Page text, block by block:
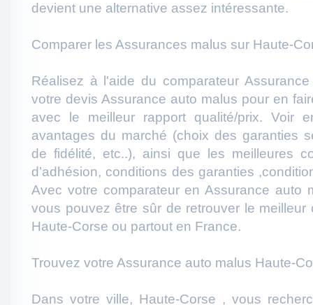
devient une alternative assez intéressante.
Comparer les Assurances malus sur Haute-
Réalisez à l'aide du comparateur
votre devis Assurance auto malus pour en
avec le meilleur rapport qualité/prix. Voir
avantages du marché (choix des garanties
de fidélité, etc..), ainsi que les meilleures
d’adhésion, conditions des garanties
Avec votre comparateur en Assurance auto
vous pouvez être sûr de retrouver le meilleur
Haute-Corse ou partout en France.
Trouvez votre Assurance auto malus Haute-
Dans votre ville, Haute-Corse , vous